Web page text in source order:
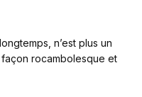
n’est plus un
rocambolesque et